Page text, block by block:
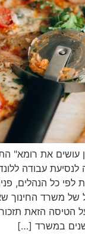
עבודה
לפי כל הנהלים,
של משרד החינוך
הטיסה הזאת
במשרד […]